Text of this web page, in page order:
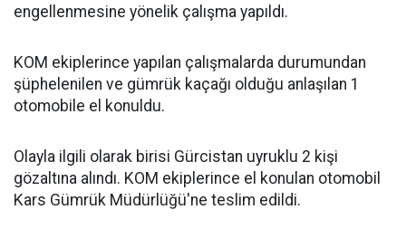
engellenmesine yönelik çalışma yapıldı.
KOM ekiplerince yapılan çalışmalarda durumundan
şüphelenilen ve gümrük kaçağı olduğu anlaşılan 1
otomobile el konuldu.
Olayla ilgili olarak birisi Gürcistan uyruklu 2 kişi
gözaltına alındı. KOM ekiplerince el konulan otomobil
Kars Gümrük Müdürlüğü'ne teslim edildi.